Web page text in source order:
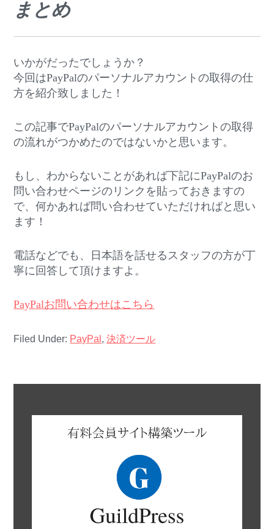
まとめ
いかがだったでしょうか？
今回はPayPalのパーソナルアカウントの取得の仕
方を紹介致しました！
この記事でPayPalのパーソナルアカウントの取得
の流れがつかめたのではないかと思います。
もし、わからないことがあれば下記にPayPalのお
問い合わせページのリンクを貼っておきますの
で、何かあれば問い合わせていただければと思い
ます！
電話などでも、日本語を話せるスタッフの方が丁
寧に回答して頂けますよ。
PayPalお問い合わせはこちら
Filed Under: PayPal ,決済ツール